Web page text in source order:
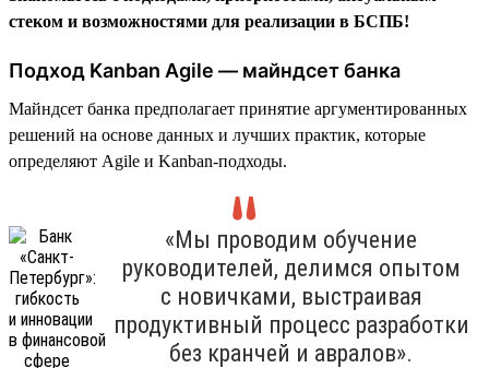
стеком и возможностями для реализации в БСПБ!
Подход Kanban Agile — майндсет банка
Майндсет банка предполагает принятие аргументированных
решений на основе данных и лучших практик, которые
определяют Agile и Kanban-подходы.
«Мы проводим обучение
руководителей, делимся опытом
с новичками, выстраивая
продуктивный процесс разработки
без кранчей и авралов».